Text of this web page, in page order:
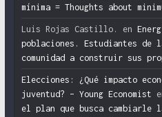
mínima = Thoughts about
Luis Rojas Castillo. en
poblaciones. Estudiantes de
comunidad a construir sus
Elecciones: ¿Qué impacto
juventud? – Young Economist
el plan que busca cambiarle